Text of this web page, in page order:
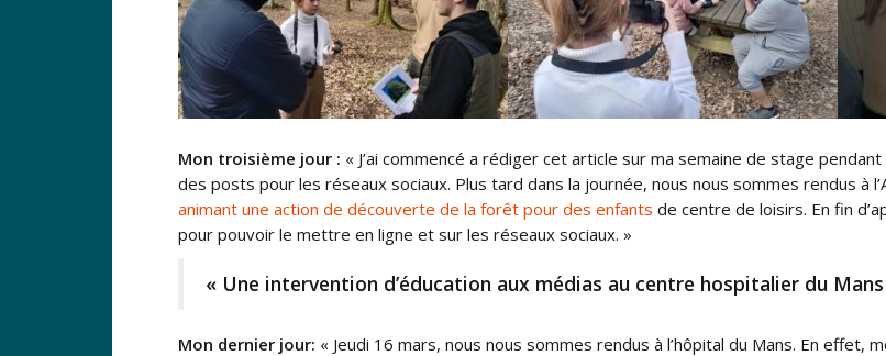
Mon troisième jour : « J’ai commencé a rédiger cet article sur ma semaine de stage
des posts pour les réseaux sociaux. Plus tard dans la journée, nous nous sommes rendus à
animant une action de découverte de la forêt pour des enfants de centre de loisirs. En fin
pour pouvoir le mettre en ligne et sur les réseaux sociaux. »
« Une intervention d’éducation aux médias au centre hospitalier du
Mon dernier jour: « Jeudi 16 mars, nous nous sommes rendus à l’hôpital du Mans. En